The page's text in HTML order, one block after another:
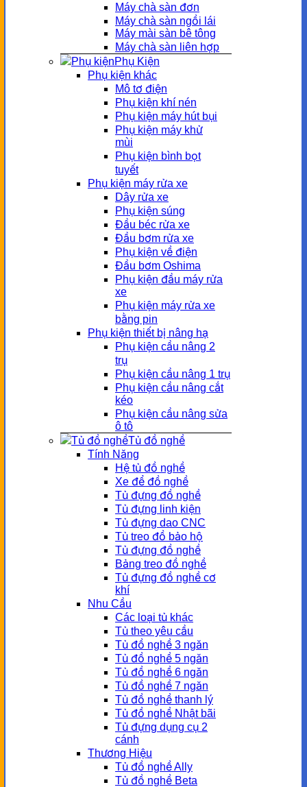
Máy chà sàn đơn
Máy chà sàn ngồi lái
Máy mài sàn bê tông
Máy chà sàn liên hợp
Phụ Kiện
Phụ kiện khác
Mô tơ điện
Phụ kiện khí nén
Phụ kiện máy hút bụi
Phụ kiện máy khử
mùi
Phụ kiện bình bọt
tuyết
Phụ kiện máy rửa xe
Dây rửa xe
Phụ kiện súng
Đầu béc rửa xe
Đầu bơm rửa xe
Phụ kiện về điện
Đầu bơm Oshima
Phụ kiện đầu máy rửa
xe
Phụ kiện máy rửa xe
bằng pin
Phụ kiện thiết bị nâng hạ
Phụ kiện cầu nâng 2
trụ
Phụ kiện cầu nâng 1 trụ
Phụ kiện cầu nâng cắt
kéo
Phụ kiện cầu nâng sửa
ô tô
Tủ đồ nghề
Tính Năng
Hệ tủ đồ nghề
Xe để đồ nghề
Tủ đựng đồ nghề
Tủ đựng linh kiện
Tủ đựng dao CNC
Tủ treo đồ bảo hộ
Tủ đựng đồ nghề
Bảng treo đồ nghề
Tủ đựng đồ nghề cơ
khí
Nhu Cầu
Các loại tủ khác
Tủ theo yêu cầu
Tủ đồ nghề 3 ngăn
Tủ đồ nghề 5 ngăn
Tủ đồ nghề 6 ngăn
Tủ đồ nghề 7 ngăn
Tủ đồ nghề thanh lý
Tủ đồ nghề Nhật bãi
Tủ đựng dụng cụ 2
cánh
Thương Hiệu
Tủ đồ nghề Ally
Tủ đồ nghề Beta